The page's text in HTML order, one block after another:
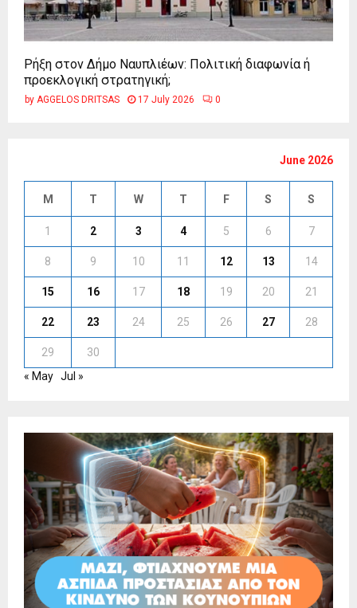
Ρήξη στον Δήμο Ναυπλιέων: Πολιτική διαφωνία ή
προεκλογική στρατηγική;
by AGGELOS DRITSAS 17 July 2026 0
June 2026
M T W T F S S
1 2 3 4 5 6 7
8 9 10 11 12 13 14
15 16 17 18 19 20 21
22 23 24 25 26 27 28
29
30
« May Jul »